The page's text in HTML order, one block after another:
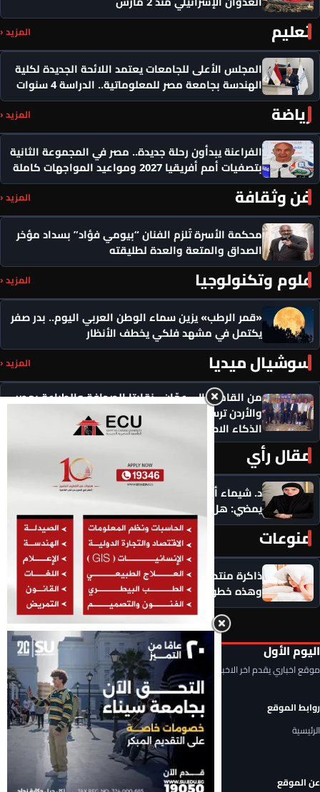
تعليم المزيد ‹
المجلس الأعلى للجامعات يعتمد اللائحة الجديدة لكلية
الهندسة بجامعة مصر للمعلوماتية.. الدراسة 4 سنوات
رياضة المزيد ‹
الفراعنة يبدأون رحلة جديدة.. مصر في المجموعة الثانية
بتصفيات أمم أفريقيا 2027 ومواعيد المواجهات كاملة
فن وثقافة المزيد ‹
محكمة الأسرة تُلزم الفنان “بيومي فؤاد” بسداد مؤخر
الصداق والمتعة والعدة لطليقته
علوم وتكنولوجيا المزيد ‹
«قمر الرطب» يزين سماء الوطن العربي اليوم.. بدر صفر
يكتمل في مشهد فلكي يخطف الأنظار
سوشيال ميديا المزيد ‹
من القاهرة إلى عمّان.. نقابتا الصحافة والطباعة بمصر
والأردن ترسمان ملامح تعاون عمالي جديد في عصر
الذكاء الاصطناعي
مقال رأي
د. شيماء أحمدين تكتب .. حين يرفض ماضيك الرقمي أن
يمضي: هل يحق لك أن تبدأ من جديد؟
منوعات المزيد ‹
ذاكرة منتصف العمر في خطر؟.. التوتر يسرق التركيز
وهذه خطوات استعادة صفاء الذهن
اليوم الأول
موقع اخباري يقدم اخر الاخبار المحلية والعربية والعالمية
روابط الموقع
الرئيسية
عن الموقع